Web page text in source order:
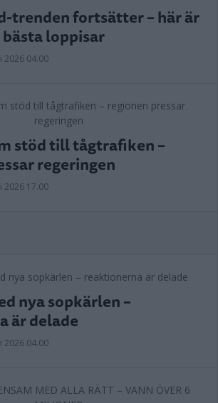
trenden fortsätter – här är
loppisar
2026 04.00
stöd till tågtrafiken –
regeringen
2026 17.00
nya sopkärlen –
är delade
2026 04.00